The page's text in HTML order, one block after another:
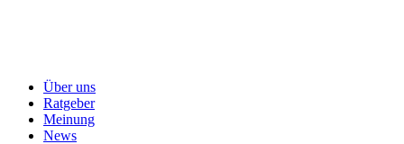
Über uns
Ratgeber
Meinung
News